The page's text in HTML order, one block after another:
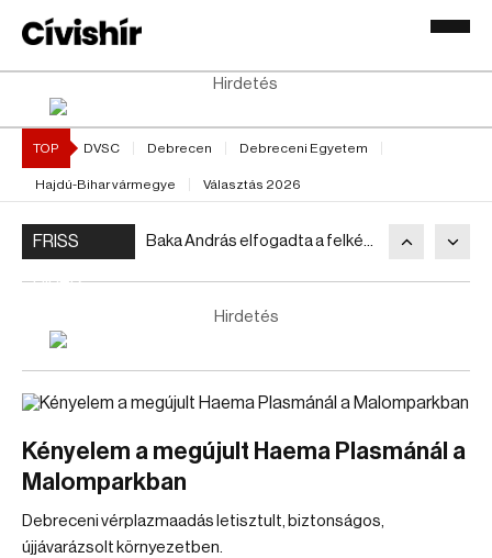
Hirdetés
TOP DVSC Debrecen Debreceni Egyetem
Hajdú-Bihar vármegye Választás 2026
FRISS
Baka András elfogadta a felkérést
Hirdetés
Kényelem a megújult Haema Plasmánál a
Malomparkban
Debreceni vérplazmaadás letisztult, biztonságos,
újjávarázsolt környezetben.